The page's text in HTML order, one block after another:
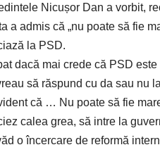
Nicușor Dan a vorbit,
a admis că „nu poate să fie
la PSD.
dacă mai crede că PSD
să răspund cu da sau nu
că … Nu poate să fie
calea grea, să intre la
o încercare de reformă